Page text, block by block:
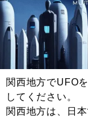
関西地方でUFO
してください。
関西地方は、日